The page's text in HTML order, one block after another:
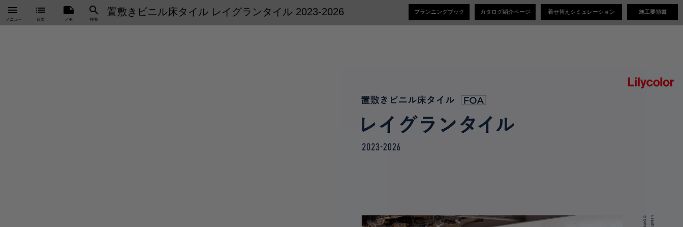
menu
メニュー
置敷きビニル床タイル レイグランタイル 2023-2026
list
目次
note
メモ
search
検索
プランニングブック カタログ紹介ページ 着せ替えシミュレーション 施工要領書